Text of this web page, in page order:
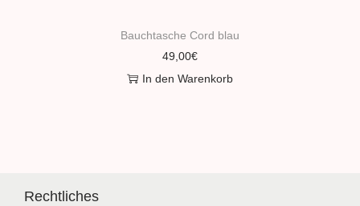
Bauchtasche Cord blau
49,00€
In den Warenkorb
Rechtliches